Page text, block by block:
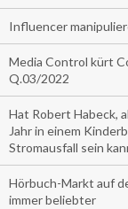
Influencer
Media Control kürt
Q.03/2022
Hat Robert Habeck,
Jahr in einem
Stromausfall sein
Hörbuch-Markt auf
immer beliebter